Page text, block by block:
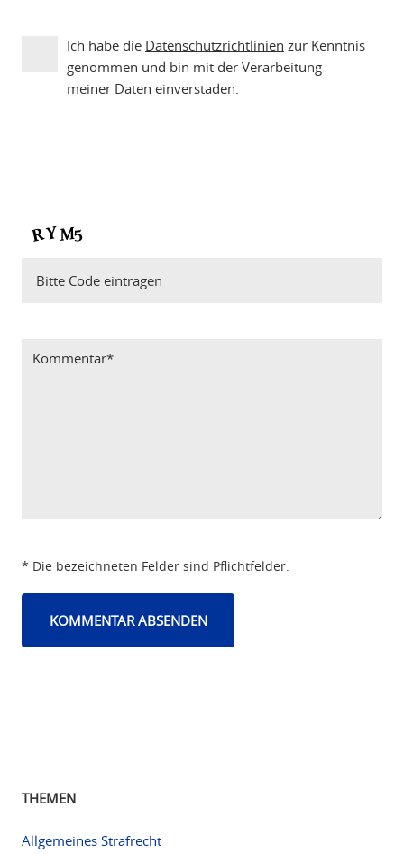
Ich habe die Datenschutzrichtlinien zur Kenntnis
genommen und bin mit der Verarbeitung
meiner Daten einverstaden.
* Die bezeichneten Felder sind Pflichtfelder.
THEMEN
Allgemeines Strafrecht